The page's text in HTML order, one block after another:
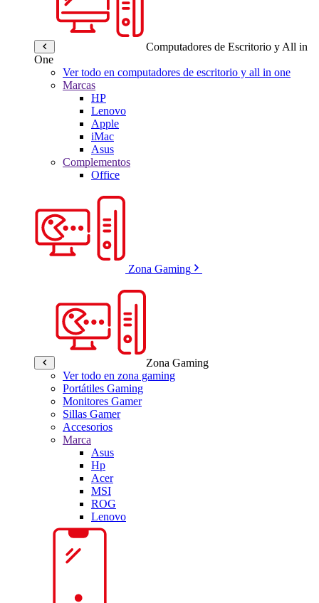
Computadores de Escritorio y All in
One
Ver todo en computadores de escritorio y all in one
Marcas
HP
Lenovo
Apple
iMac
Asus
Complementos
Office
Zona Gaming
Zona Gaming
Ver todo en zona gaming
Portátiles Gaming
Monitores Gamer
Sillas Gamer
Accesorios
Marca
Asus
Hp
Acer
MSI
ROG
Lenovo